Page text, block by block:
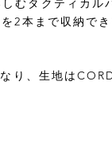
むタ クティカル
本まで収納で
り、生地は